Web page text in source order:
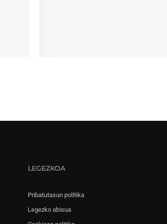
LEGEZKOA
Pribatutasun politika
Legezko abisua